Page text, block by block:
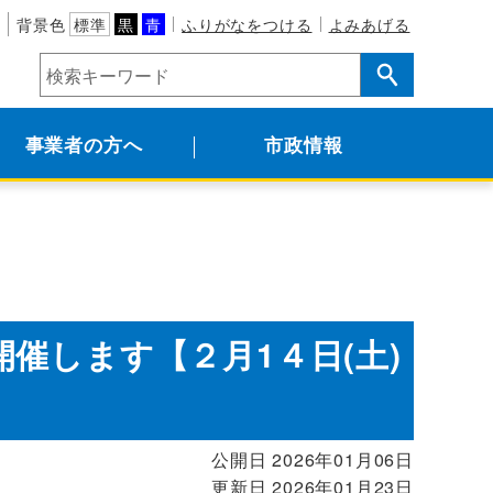
背景色 標準 黒 青 ふりがなをつける よみあげる
事業者の方へ 市政情報
します【２月1４日(土)
公開日 2026年01月06日
更新日 2026年01月23日